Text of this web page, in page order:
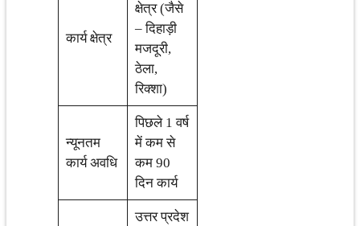
कार्य क्षेत्र
क्षेत्र (जैसे
– दिहाड़ी
मजदूरी,
ठेला,
रिक्शा)
न्यूनतम
कार्य अवधि
पिछले 1 वर्ष
में कम से
कम 90
दिन कार्य
उत्तर प्रदेश